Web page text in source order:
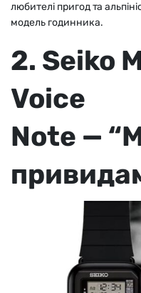
любителі пригод та
модель годинника.
2. Seiko
Voice
Note —